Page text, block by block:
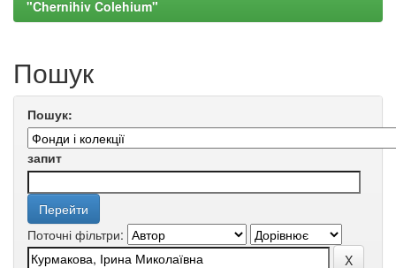
"Chernihiv Colehium"
Пошук
Пошук:
запит
Поточні фільтри: